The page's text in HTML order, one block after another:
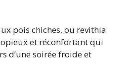
pois chiches, ou revithia
et réconfortant qui
d’une soirée froide et